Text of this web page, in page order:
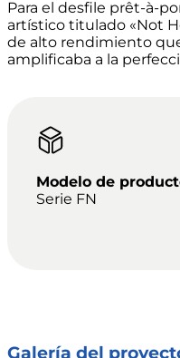
Para el desfile prêt-à-
artístico titulado «Not
de alto rendimiento
amplificaba a la
Modelo de
Serie FN
Galería del